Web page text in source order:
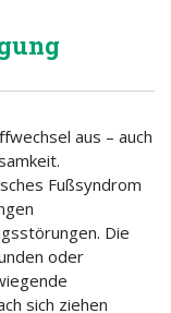
aus – auch
Fußsyndrom
Die
oder
sich ziehen